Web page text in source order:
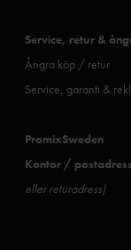
Service, retur &
Ångra köp / retur
Service, garanti &
PromixSweden
Kontor /
eller returadress)